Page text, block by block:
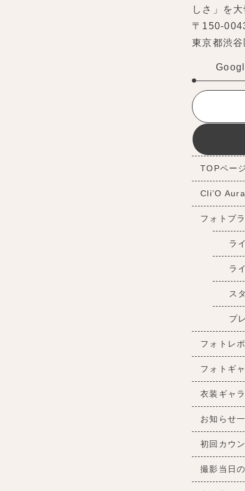
しさ」を
〒150-
東京都渋
TOPページ
Cli’O
フォトプ
ラ
ラ
ス
プ
フォトレ
フォトギ
衣装ギャ
お知らせ
初回カウ
撮影当日